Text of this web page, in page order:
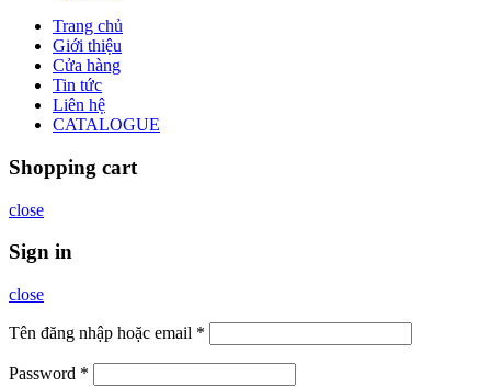
Trang chủ
Giới thiệu
Cửa hàng
Tin tức
Liên hệ
CATALOGUE
Shopping cart
close
Sign in
close
Tên đăng nhập hoặc email *
Password *